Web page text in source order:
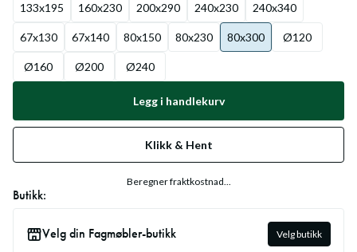
133x195 160x230 200x290 240x230 240x340
67x130 67x140 80x150 80x230 80x300 Ø120
Ø160 Ø200 Ø240
Legg i handlekurv
Klikk & Hent
Beregner fraktkostnad...
Butikk:
Velg din Fagmøbler-butikk Velg butikk